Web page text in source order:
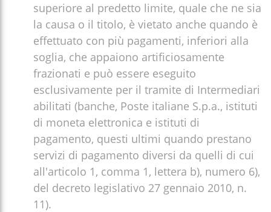
superiore al predetto limite, quale che ne sia
la causa o il titolo, è vietato anche quando è
effettuato con più pagamenti, inferiori alla
soglia, che appaiono artificiosamente
frazionati e può essere eseguito
esclusivamente per il tramite di Intermediari
abilitati (banche, Poste italiane S.p.a., istituti
di moneta elettronica e istituti di
pagamento, questi ultimi quando prestano
servizi di pagamento diversi da quelli di cui
all'articolo 1, comma 1, lettera b), numero 6),
del decreto legislativo 27 gennaio 2010, n.
11).